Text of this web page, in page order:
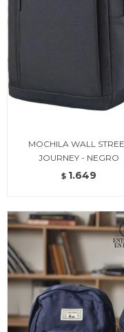
MOCHILA WALL
JOURNEY - NEGRO
$ 1.649